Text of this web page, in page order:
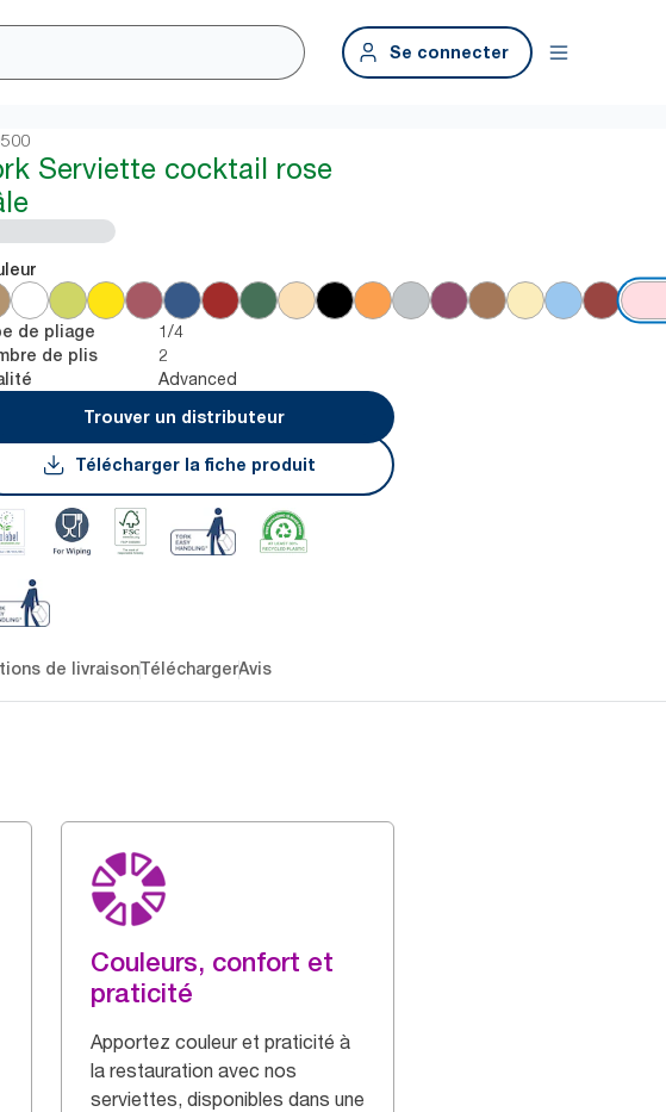
Se connecter
Serviette cocktail rose
de pliage 1/4
de plis 2
Advanced
Trouver un distributeur
Télécharger la fiche produit
de livraisonTéléchargerAvis
Couleurs, confort et
praticité
Apportez couleur et praticité à
la restauration avec nos
serviettes, disponibles dans une